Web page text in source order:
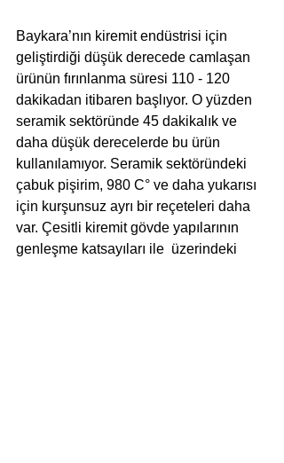
Baykara’nın kiremit endüstrisi için
geliştirdiği düşük derecede camlaşan
ürünün fırınlanma süresi 110 - 120
dakikadan itibaren başlıyor. O yüzden
seramik sektöründe 45 dakikalık ve
daha düşük derecelerde bu ürün
kullanılamıyor. Seramik sektöründeki
çabuk pişirim, 980 C° ve daha yukarısı
için kurşunsuz ayrı bir reçeteleri daha
var. Çesitli kiremit gövde yapılarının
genleşme katsayıları ile  üzerindeki